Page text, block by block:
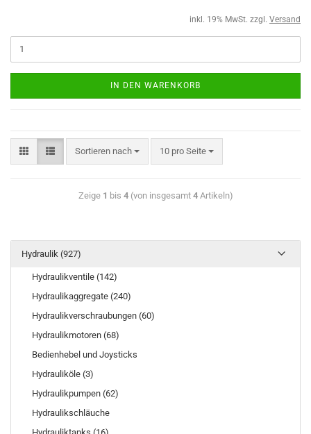
inkl. 19% MwSt. zzgl. Versand
IN DEN WARENKORB
Sortieren nach 10 pro Seite
Zeige 1 bis 4(von insgesamt 4Artikeln)
Hydraulik (927)
Hydraulikventile (142)
Hydraulikaggregate (240)
Hydraulikverschraubungen (60)
Hydraulikmotoren (68)
Bedienhebel und Joysticks
Hydrauliköle (3)
Hydraulikpumpen (62)
Hydraulikschläuche